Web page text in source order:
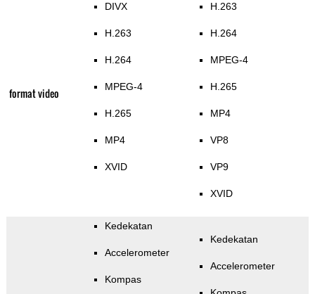
format video
DIVX
H.263
H.264
MPEG-4
H.265
MP4
XVID
H.263
H.264
MPEG-4
H.265
MP4
VP8
VP9
XVID
Kedekatan
Accelerometer
Kompas
Kedekatan
Accelerometer